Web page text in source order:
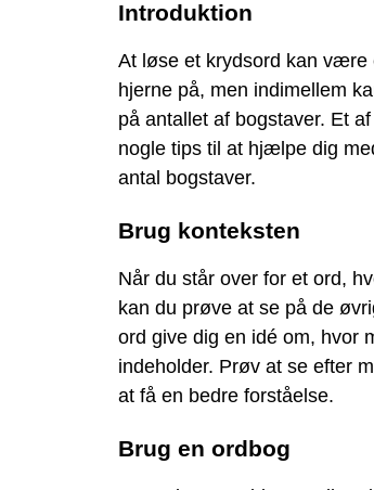
Introduktion
At løse et krydsord kan
hjerne på, men indimellem
på antallet af bogstaver. Et
nogle tips til at hjælpe dig
antal bogstaver.
Brug konteksten
Når du står over for et ord,
kan du prøve at se på de
ord give dig en idé om, hvor
indeholder. Prøv at se efter
at få en bedre forståelse.
Brug en ordbog